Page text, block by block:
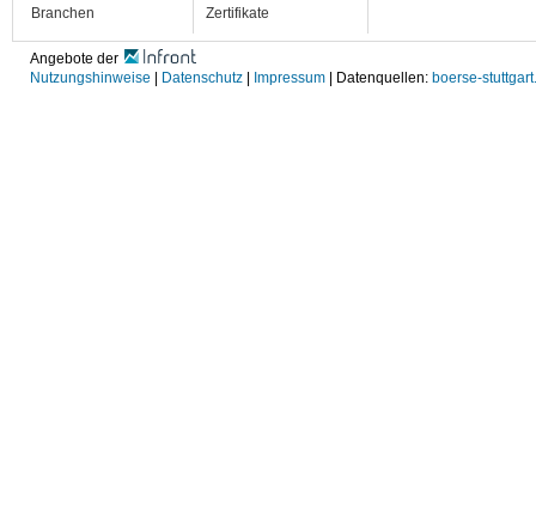
Branchen
Zertifikate
Angebote der
Nutzungshinweise | Datenschutz | Impressum | Datenquellen: boerse-